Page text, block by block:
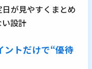
が見やすくまとめ
設計
ントだけで“優待